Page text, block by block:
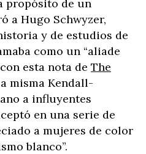
propósito de un
a Hugo Schwyzer,
y de estudios de
como un “aliade
esta nota de The
misma Kendall-
a influyentes
en una serie de
a mujeres de color
blanco”.